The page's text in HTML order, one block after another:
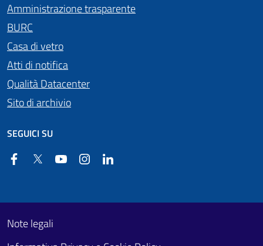
Amministrazione trasparente
BURC
Casa di vetro
Atti di notifica
Qualità Datacenter
Sito di archivio
SEGUICI SU
FacebookTwitter YouTube Instagram
Footer First
Useful links section
Note legali